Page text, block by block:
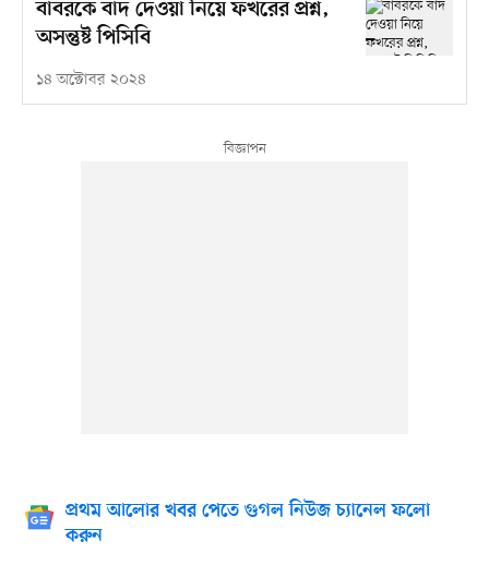
বাবরকে বাদ দেওয়া নিয়ে ফখরের প্রশ্ন,
অসন্তুষ্ট পিসিবি
১৪ অক্টোবর ২০২৪
প্রথম আলোর খবর পেতে গুগল নিউজ চ্যানেল ফলো
করুন